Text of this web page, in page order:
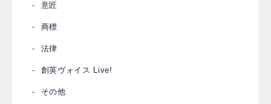
意匠
商標
法律
創英ヴォイス Live!
その他